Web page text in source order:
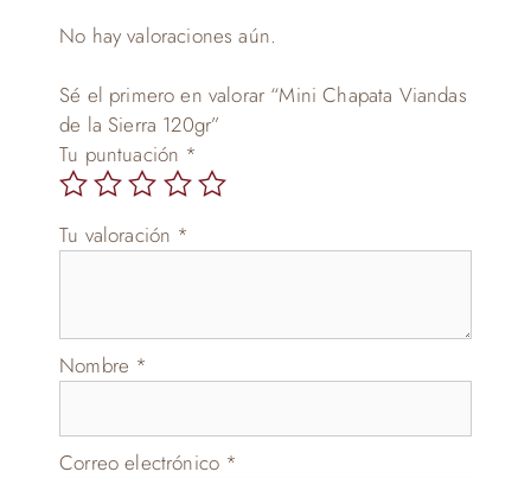
No hay valoraciones aún.
Sé el primero en valorar “Mini Chapata Viandas
de la Sierra 120gr”
Tu puntuación *
Tu valoración *
Nombre *
Correo electrónico *